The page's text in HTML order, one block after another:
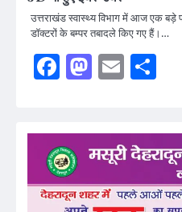
उत्तराखंड स्वास्थ्य विभाग में आज एक
डॉक्टरों के बम्पर तबादले किए गए हैं।…
Facebook
Mastodon
Email